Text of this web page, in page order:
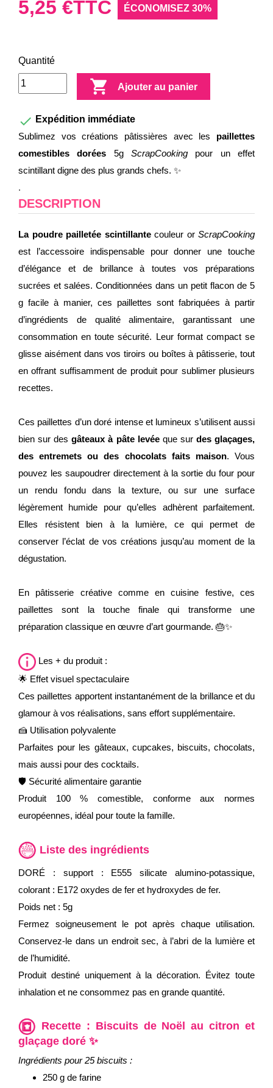
5,25 €TTC ÉCONOMISEZ 30%
Quantité
 Ajouter au panier
 Expédition immédiate
Sublimez vos créations pâtissières avec les paillettes
comestibles dorées 5gScrapCooking pour un effet
scintillant digne des plus grands chefs. ✨
.
DESCRIPTION
La poudre pailletée scintillantecouleur or ScrapCooking
est l’accessoire indispensable pour donner une touche
d’élégance et de brillance à toutes vos préparations
sucrées et salées. Conditionnées dans un petit flacon de 5
g facile à manier, ces paillettes sont fabriquées à partir
d’ingrédients de qualité alimentaire, garantissant une
consommation en toute sécurité. Leur format compact se
glisse aisément dans vos tiroirs ou boîtes à pâtisserie, tout
en offrant suffisamment de produit pour sublimer plusieurs
recettes.
Ces paillettes d’un doré intense et lumineux s’utilisent aussi
bien sur desgâteaux à pâte levéeque surdes glaçages,
des entremets ou des chocolats faits maison. Vous
pouvez les saupoudrer directement à la sortie du four pour
un rendu fondu dans la texture, ou sur une surface
légèrement humide pour qu’elles adhèrent parfaitement.
Elles résistent bien à la lumière, ce qui permet de
conserver l’éclat de vos créations jusqu’au moment de la
dégustation.
En pâtisserie créative comme en cuisine festive, ces
paillettes sont la touche finale qui transforme une
préparation classique en œuvre d’art gourmande. 🎂✨
Les + du produit :
🌟 Effet visuel spectaculaire
Ces paillettes apportent instantanément de la brillance et du
glamour à vos réalisations, sans effort supplémentaire.
🍰 Utilisation polyvalente
Parfaites pour les gâteaux, cupcakes, biscuits, chocolats,
mais aussi pour des cocktails.
🛡 Sécurité alimentaire garantie
Produit 100 % comestible, conforme aux normes
européennes, idéal pour toute la famille.
Liste des ingrédients
DORÉ : support : E555 silicate alumino-potassique,
colorant : E172 oxydes de fer et hydroxydes de fer.
Poids net : 5g
Fermez soigneusement le pot après chaque utilisation.
Conservez-le dans un endroit sec, à l’abri de la lumière et
de l’humidité.
Produit destiné uniquement à la décoration. Évitez toute
inhalation et ne consommez pas en grande quantité.
Recette : Biscuits de Noël au citron et
glaçage doré ✨
Ingrédients pour 25 biscuits :
250 g de farine